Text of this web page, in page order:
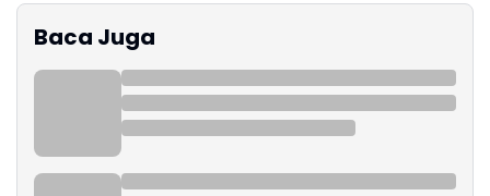
Baca Juga